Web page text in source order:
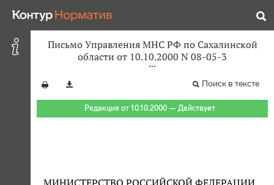
Письмо Управления МНС РФ по Сахалинской
области от 10.10.2000 N 08-05-3
Поиск в тексте
Редакция от 10.10.2000 — Действует